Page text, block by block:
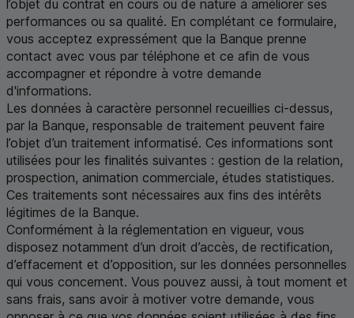
l’objet du contrat en cours ou de nature à améliorer ses
performances ou sa qualité. En complétant ce formulaire,
vous acceptez expressément que la Banque prenne
contact avec vous par téléphone et ce afin de vous
accompagner et répondre à votre demande
d'informations.
Les données à caractère personnel recueillies ci-dessus,
par la Banque, responsable de traitement peuvent faire
l’objet d’un traitement informatisé. Ces informations sont
utilisées pour les finalités suivantes : gestion de la relation,
prospection, animation commerciale, études statistiques.
Ces traitements sont nécessaires aux fins des intérêts
légitimes de la Banque.
Conformément à la réglementation en vigueur, vous
disposez notamment d’un droit d’accès, de rectification,
d’effacement et d’opposition, sur les données personnelles
qui vous concernent. Vous pouvez aussi, à tout moment et
sans frais, sans avoir à motiver votre demande, vous